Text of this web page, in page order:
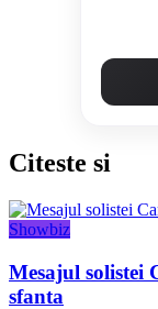
Citeste si
Showbiz
Mesajul solistei
sfanta